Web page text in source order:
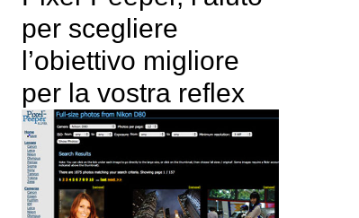
per scegliere
l’obiettivo migliore
per la vostra reflex